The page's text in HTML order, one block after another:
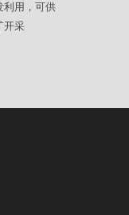
利用，可供
开采